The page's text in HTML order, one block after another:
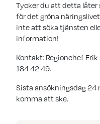
Tycker du att detta låter
för det gröna
inte att söka tjänsten
information!
Kontakt: Regionchef Erik
184 42 49.
Sista ansökningsdag 24
komma att ske.